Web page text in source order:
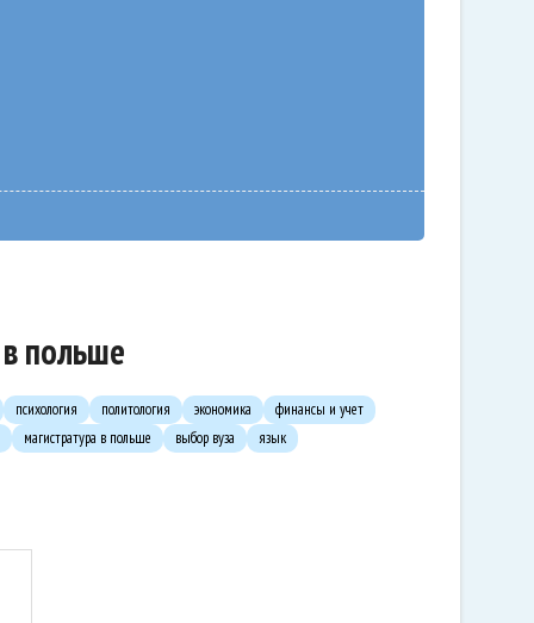
польше
психология политология экономика
финансы и учет
магистратура в польше выбор вуза
язык